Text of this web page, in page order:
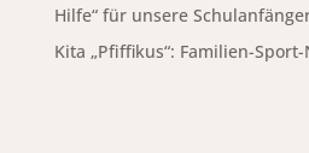
Hilfe“ für unsere
Kita „Pfiffikus“: Familien-